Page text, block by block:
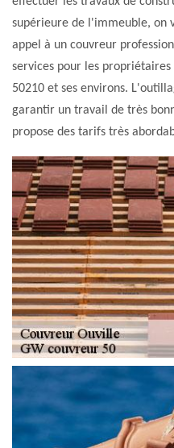
supérieure de l'immeuble, on
appel à un couvreur
services pour les
50210 et ses environs.
garantir un travail de très
propose des tarifs très